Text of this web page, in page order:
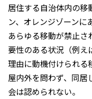
居住する自治体内の移
ン、オレンジゾーンに
あらゆる移動が禁止
要性のある状況（例
理由に動機付けられる
屋内外を問わず、同
会は認められない。